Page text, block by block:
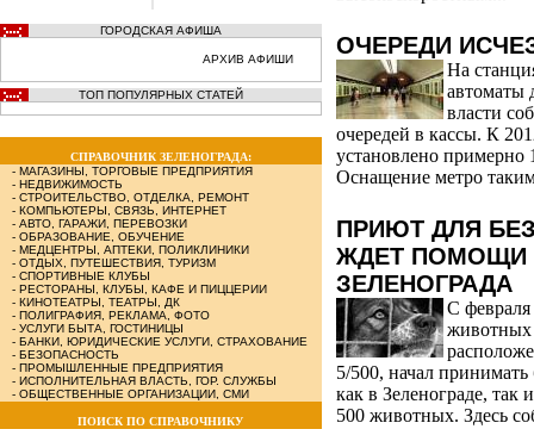
ГОРОДСКАЯ АФИША
АРХИВ АФИШИ
ТОП ПОПУЛЯРНЫХ СТАТЕЙ
СПРАВОЧНИК ЗЕЛЕНОГРАДА:
- МАГАЗИНЫ, ТОРГОВЫЕ ПРЕДПРИЯТИЯ
- НЕДВИЖИМОСТЬ
- СТРОИТЕЛЬСТВО, ОТДЕЛКА, РЕМОНТ
- КОМПЬЮТЕРЫ, СВЯЗЬ, ИНТЕРНЕТ
- АВТО, ГАРАЖИ, ПЕРЕВОЗКИ
- ОБРАЗОВАНИЕ, ОБУЧЕНИЕ
- МЕДЦЕНТРЫ, АПТЕКИ, ПОЛИКЛИНИКИ
- ОТДЫХ, ПУТЕШЕСТВИЯ, ТУРИЗМ
- СПОРТИВНЫЕ КЛУБЫ
- РЕСТОРАНЫ, КЛУБЫ, КАФЕ И ПИЦЦЕРИИ
- КИНОТЕАТРЫ, ТЕАТРЫ, ДК
- ПОЛИГРАФИЯ, РЕКЛАМА, ФОТО
- УСЛУГИ БЫТА, ГОСТИНИЦЫ
- БАНКИ, ЮРИДИЧЕСКИЕ УСЛУГИ, СТРАХОВАНИЕ
- БЕЗОПАСНОСТЬ
- ПРОМЫШЛЕННЫЕ ПРЕДПРИЯТИЯ
- ИСПОЛНИТЕЛЬНАЯ ВЛАСТЬ, ГОР. СЛУЖБЫ
- ОБЩЕСТВЕННЫЕ ОРГАНИЗАЦИИ, СМИ
ПОИСК ПО СПРАВОЧНИКУ
ОЧЕРЕДИ
На
автоматы
власти
очередей в кассы. К
установлено примерно
Оснащение метро
ПРИЮТ ДЛЯ
ЖДЕТ ПОМОЩИ
ЗЕЛЕНОГРАДА
С февраля
5/500, начал
как в Зеленограде,
500 животных. Здесь